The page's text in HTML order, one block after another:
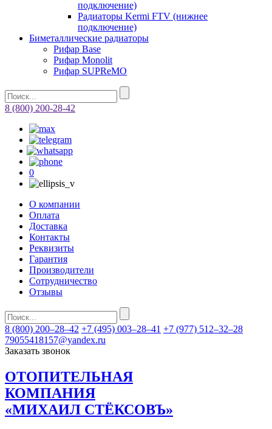
подключение)
Радиаторы Kermi FTV (нижнее
подключение)
Биметаллические радиаторы
Рифар Base
Рифар Monolit
Рифар SUPReMO
8 (800) 200-28-42
0
О компании
Оплата
Доставка
Контакты
Реквизиты
Гарантия
Производители
Сотрудничество
Отзывы
8 (800) 200–28–42 +7 (495) 003–28–41 +7 (977) 512–32–28
79055418157@yandex.ru
Заказать звонок
ОТОПИТЕЛЬНАЯ
КОМПАНИЯ
«МИХАИЛ СТЁКСОВЪ»